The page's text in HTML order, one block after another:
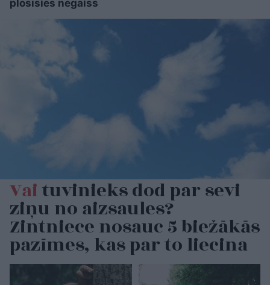
plosīsies negaiss
Vaituvinieks dod par sevi
ziņu no aizsaules?
Zintniece nosauc 5 biežākās
pazīmes, kas par to liecina